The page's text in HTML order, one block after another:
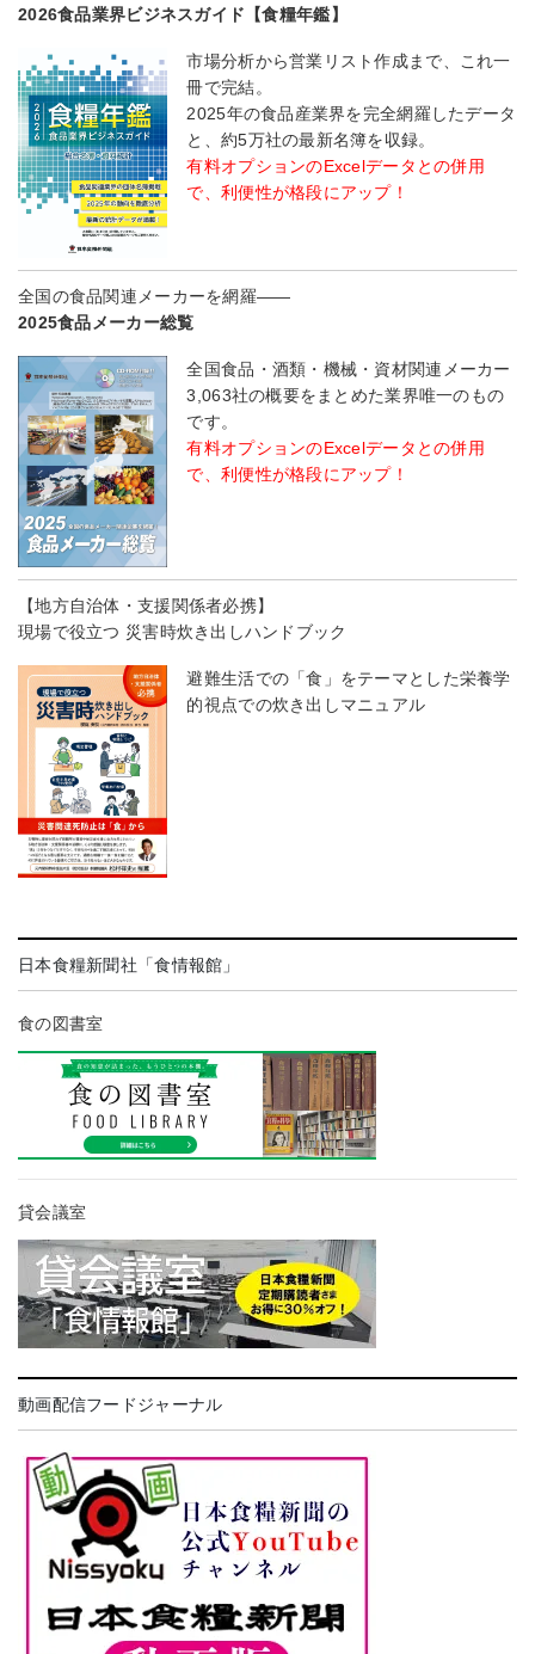
2026食品業界ビジネスガイド【食糧年鑑】
市場分析から営業リスト作成まで、これ一
冊で完結。
2025年の食品産業界を完全網羅したデータ
と、約5万社の最新名簿を収録。
有料オプションのExcelデータとの併用
で、利便性が格段にアップ！
全国の食品関連メーカーを網羅――
2025食品メーカー総覧
全国食品・酒類・機械・資材関連メーカー
3,063社の概要をまとめた業界唯一のもの
です。
有料オプションのExcelデータとの併用
で、利便性が格段にアップ！
【地方自治体・支援関係者必携】
現場で役立つ 災害時炊き出しハンドブック
避難生活での「食」をテーマとした栄養学
的視点での炊き出しマニュアル
日本食糧新聞社「食情報館」
食の図書室
貸会議室
動画配信フードジャーナル